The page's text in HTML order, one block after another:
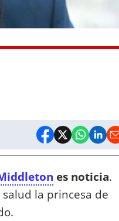
es noticia.
la princesa de